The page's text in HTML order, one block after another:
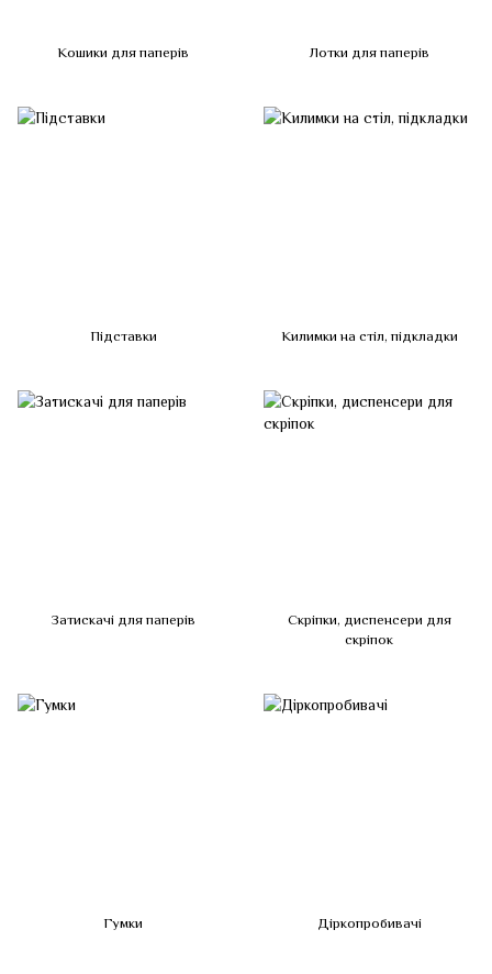
Кошики для паперів Лотки для паперів
Підставки Килимки на стіл, підкладки
Затискачі для паперів
Скріпки, диспенсери для
скріпок
Гумки Діркопробивачі